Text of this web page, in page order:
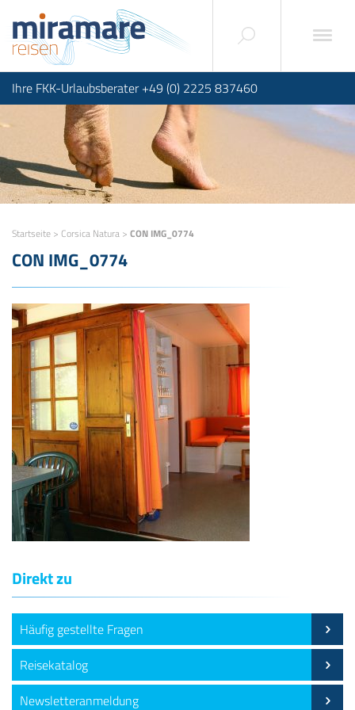
Ihre FKK-Urlaubsberater +49 (0) 2225 837460
Startseite > Corsica Natura > CON IMG_0774
CON IMG_0774
Direkt zu
Häufig gestellte Fragen
Reisekatalog
Newsletteranmeldung